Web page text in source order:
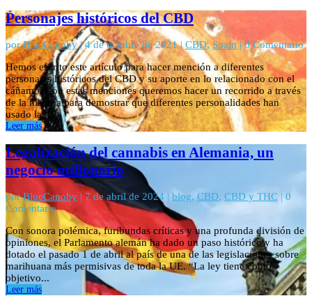
Personajes históricos del CBD
porBlueCanoby|4 de octubre de 2021|CBD,Spain| 0 Comentario
Hemos escrito este artículo para hacer mención a diferentes
personajes históricos del CBD y su aporte en lo relacionado con el
cáñamo. Con estas menciones queremos hacer un recorrido a través
de la historia para demostrar que diferentes personalidades han
usado la...
Leer más
Legalización del cannabis en Alemania, un
negocio millonario
porBlueCanoby | 7 de abril de 2024 | blog, CBD, CBD y THC | 0
Comentario
Con sonora polémica, furibundas críticas y una profunda división de
opiniones, el Parlamento alemán ha dado un paso histórico y ha
dotado el pasado 1 de abril al país de una de las legislaciones sobre
marihuana más permisivas de toda la UE. “La ley tiene como
objetivo...
Leer más